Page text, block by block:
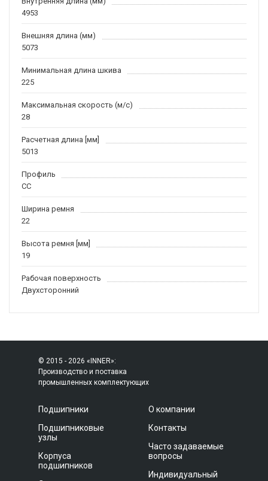
4953
Внешняя длина (мм)
5073
Минимальная длина шкива
225
Максимальная скорость (м/c)
28
Расчетная длина [мм]
5013
Профиль
CC
Ширина ремня
22
Высота ремня [мм]
19
Рабочая поверхность
Двухсторонний
© 2015 - 2026 «INNER»:
Производство и поставка
промышленных комплектующих
Подшипники
Подшипниковые
узлы
Корпуса
подшипников
О компании
Контакты
Часто задаваемые
вопросы
Индивидуальный